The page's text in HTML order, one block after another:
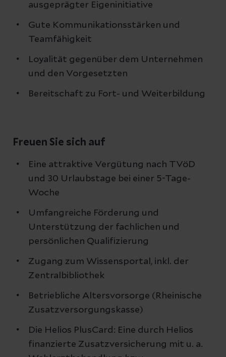
ausgeprägter Eigeninitiative
Gute Kommunikationsstärken und
Teamfähigkeit
Loyalität gegenüber dem Unternehmen
und den Vorgesetzten
Bereitschaft zu Fort- und Weiterbildung
Freuen Sie sich auf
Eine attraktive Vergütung nach TVöD
und 30 Urlaubstage bei einer 5-Tage-
Woche
Umfangreiche Förderung und
Unterstützung der fachlichen und
persönlichen Qualifizierung
Zugang zum Wissensportal, inkl. der
Zentralbibliothek
Betriebliche Altersvorsorge (Rheinische
Zusatzversorgungskasse)
Die Helios PlusCard: Eine durch Helios
finanzierte Zusatzversicherung mit u. a.